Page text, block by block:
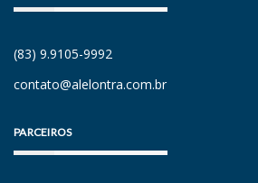
(83) 9.9105-9992
contato@alelontra.com.br
PARCEIROS